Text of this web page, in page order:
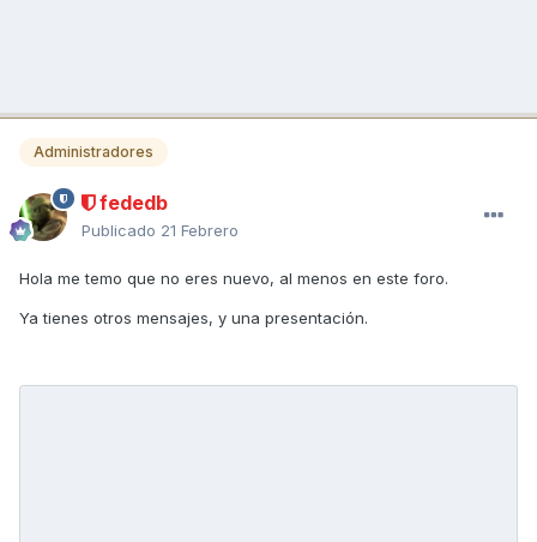
Administradores
fededb
Publicado 21 Febrero
Hola me temo que no eres nuevo, al menos en este foro.
Ya tienes otros mensajes, y una presentación.